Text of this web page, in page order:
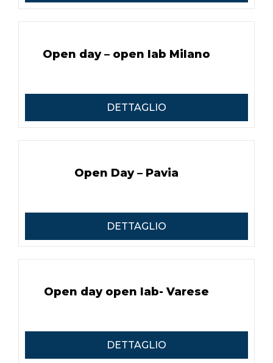
Open day – open lab Milano
DETTAGLIO
Open Day – Pavia
DETTAGLIO
Open day open lab- Varese
DETTAGLIO